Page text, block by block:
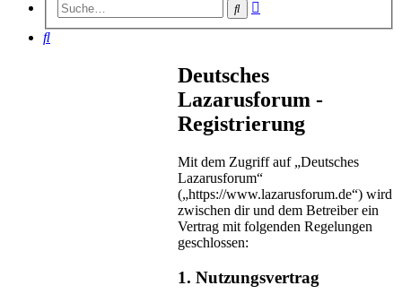
Suche
Suche
Deutsches
Lazarusforum -
Registrierung
Mit dem Zugriff auf „Deutsches
Lazarusforum“
(„https://www.lazarusforum.de“) wird
zwischen dir und dem Betreiber ein
Vertrag mit folgenden Regelungen
geschlossen:
1. Nutzungsvertrag